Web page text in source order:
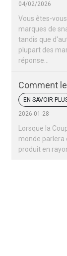
04/02/2026
Vous êtes-
marques de
tandis que
plupart des
réponse…
Comment
remporter
Coupe du
EN SAVOIR
2026-01-28
Lorsque la
monde parlera
produit en